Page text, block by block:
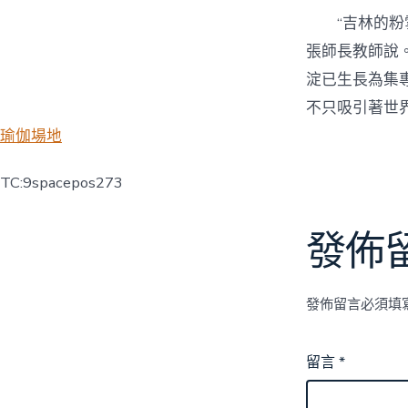
“吉林的
張師長教師說
淀已生長為集
不只吸引著世
瑜伽場地
TC:9spacepos273
發佈
發佈留言必須填
留言*